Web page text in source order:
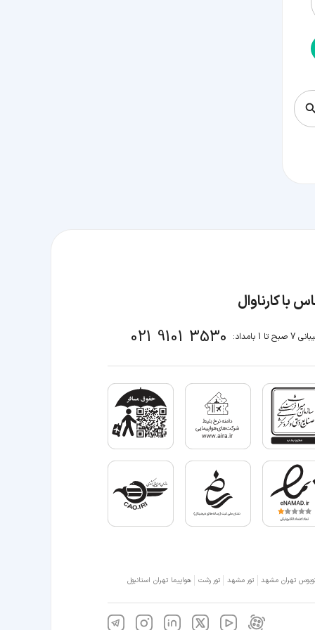
با کارناوال
تا 1 بامداد: 021 9101 3530
تهران مشهد تور مشهد تور رشت هواپیما تهران استانبول